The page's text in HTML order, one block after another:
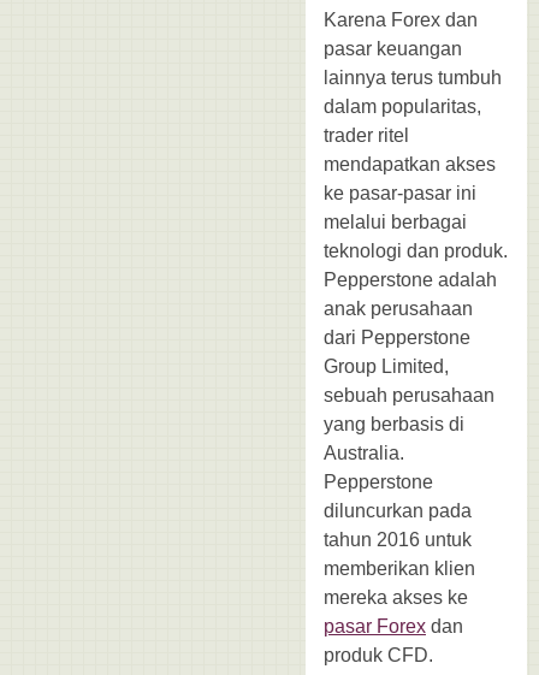
Karena Forex dan
pasar keuangan
lainnya terus tumbuh
dalam popularitas,
trader ritel
mendapatkan akses
ke pasar-pasar ini
melalui berbagai
teknologi dan produk.
Pepperstone adalah
anak perusahaan
dari Pepperstone
Group Limited,
sebuah perusahaan
yang berbasis di
Australia.
Pepperstone
diluncurkan pada
tahun 2016 untuk
memberikan klien
mereka akses ke
pasar Forex dan
produk CFD.